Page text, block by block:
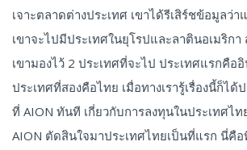
เจาะตลาดต่างประเทศ เขาได้รีเสิร์ชข้อมูลว่
เขาจะไปมีประเทศในยุโรปและลาตินอเมริก
เขามองไว้ 2 ประเทศที่จะไป ประเทศแรกคือ
ประเทศที่สองคือไทย เมื่อทางเรารู้เรื่องนี้ก็ไ
ที่ AION ทันที เกี่ยวกับการลงทุนในประเทศไ
AION ตัดสินใจมาประเทศไทยเป็นที่แรก นี่คือ